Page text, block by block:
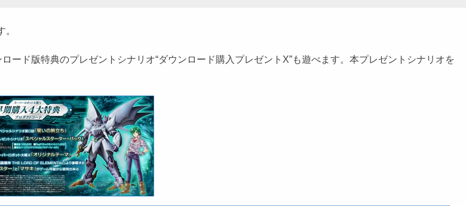
ド版特典のプレゼントシナリオ“ダウンロード購入プレゼントX”も遊べます。本プレゼントシナリオを